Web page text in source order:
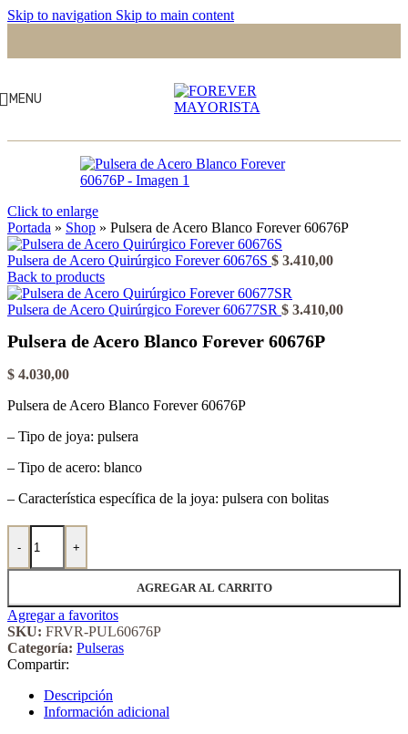
Skip to navigation Skip to main content
MENU
Click to enlarge
Portada » Shop » Pulsera de Acero Blanco Forever 60676P
Pulsera de Acero Quirúrgico Forever 60676S $ 3.410,00
Back to products
Pulsera de Acero Quirúrgico Forever 60677SR $ 3.410,00
Pulsera de Acero Blanco Forever 60676P
$ 4.030,00
Pulsera de Acero Blanco Forever 60676P
– Tipo de joya: pulsera
– Tipo de acero: blanco
– Característica específica de la joya: pulsera con bolitas
-
Pulsera de Acero Blanco Forever 60676P cantidad
+
AGREGAR AL CARRITO
Agregar a favoritos
SKU: FRVR-PUL60676P
Categoría: Pulseras
Compartir:
Descripción
Información adicional